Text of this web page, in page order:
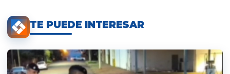
TE PUEDE INTERESAR